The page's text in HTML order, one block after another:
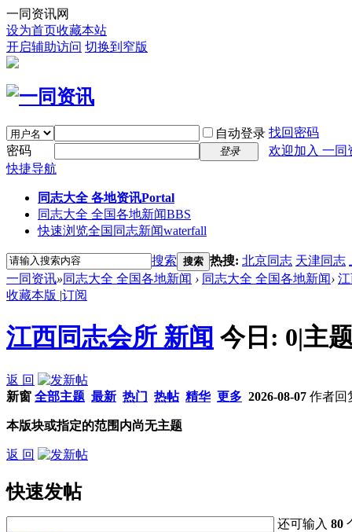
一同资讯网
设为首页收藏本站
开启辅助访问 切换到窄版
自动登录 找回密码
密码
登录
欢迎加入 一同
快捷导航
同志大全 各地资讯Portal
同志大全 全国各地新闻BBS
快速浏览全国同志新闻waterfall
搜索 搜索 热搜: 北京同志 天津同志
一同资讯»同志大全 全国各地新闻 › 同志大全 全国各地新闻›
收藏本版 |订阅
江西同志会所 新闻 今日: 0|主
返 回
新窗 全部主题 最新 热门 热帖 精华 更多 2026-08-07 作者回
本版块或指定的范围内尚无主题
返 回
快速发帖
还可输入80